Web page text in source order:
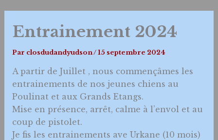
Entrainement 2024
Par closdudandyudson/15 septembre 2024
A partir de Juillet , nous commençâmes les
entrainements de nos jeunes chiens au
Poulinat et aux Grands Etangs.
Mise en présence, arrêt, calme à l’envol et au
coup de pistolet.
Je fis les entrainements ave Urkane (10 mois)